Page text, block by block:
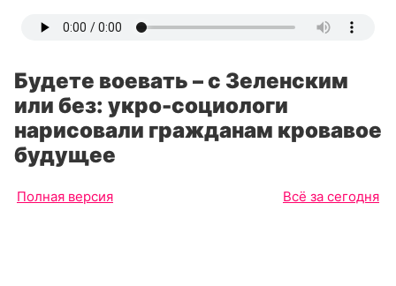
Будете воевать – с Зеленским
или без: укро-социологи
нарисовали гражданам кровавое
будущее
Полная версия Всё за сегодня